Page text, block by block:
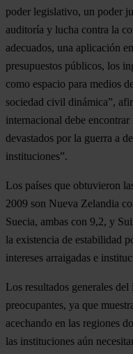
poder legislativo, un poder
auditoría y lucha contra la
adecuados, una aplicación
presupuestos públicos, los
como espacio para medios
sociedad civil dinámica”,
internacional debe
devastados por la guerra a
instituciones”.
Los países que obtuvieron
2009 son Nueva Zelandia
Suecia, ambas con 9,2, y
la existencia de estabilidad
intereses arraigadas e
Los resultados generales
preocupantes, ya que
acechando en las regiones
las instituciones aún